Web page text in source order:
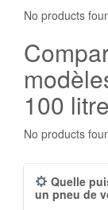
No products
100
No products
Quelle
un pneu de